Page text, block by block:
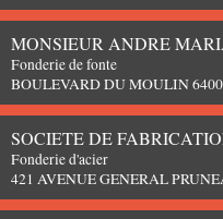
MONSIEUR ANDRE
Fonderie de fonte
BOULEVARD DU MOULIN
SOCIETE DE
Fonderie d'acier
421 AVENUE GENERAL